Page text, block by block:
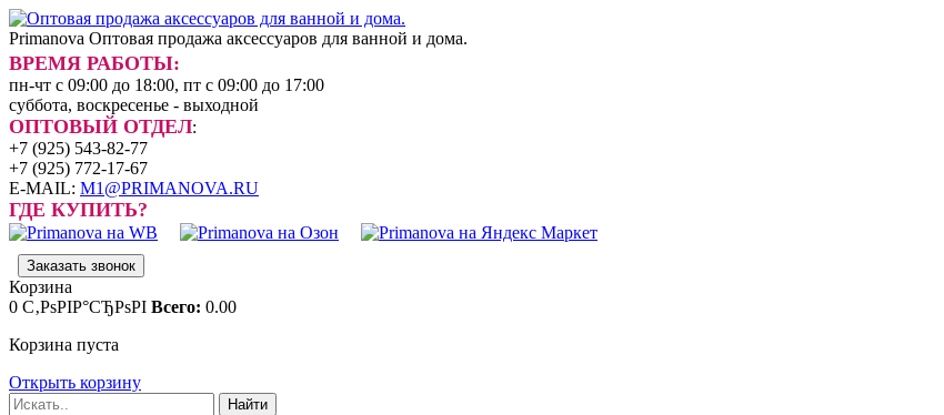
Primanova Оптовая продажа аксессуаров для ванной и дома.
ВРЕМЯ РАБОТЫ:
пн-чт с 09:00 до 18:00, пт с 09:00 до 17:00
суббота, воскресенье - выходной
ОПТОВЫЙ ОТДЕЛ:
+7 (925) 543-82-77
+7 (925) 772-17-67
E-MAIL: M1@PRIMANOVA.RU
ГДЕ КУПИТЬ?
Заказать звонок
Корзина
0 С‚РѕРІР°СЂРѕРІ Всего: 0.00
Корзина пуста
Открыть корзину
Найти